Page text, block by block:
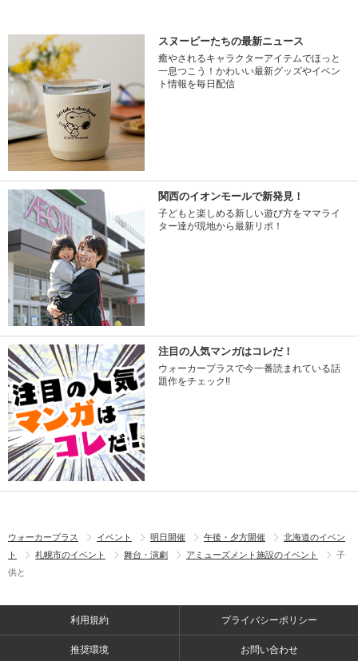
スヌーピーたちの最新ニュース
癒やされるキャラクターアイテムでほっと
一息つこう！かわいい最新グッズやイベン
ト情報を毎日配信
関西のイオンモールで新発見！
子どもと楽しめる新しい遊び方をママライ
ター達が現地から最新リポ！
注目の人気マンガはコレだ！
ウォーカープラスで今一番読まれている話
題作をチェック!!
ウォーカープラス イベント 明日開催 午後・夕方開催
北海道のイベン
ト
札幌市のイベント 舞台・演劇 アミューズメント施設のイベント
子
供と
利用規約 プライバシーポリシー
推奨環境 お問い合わせ